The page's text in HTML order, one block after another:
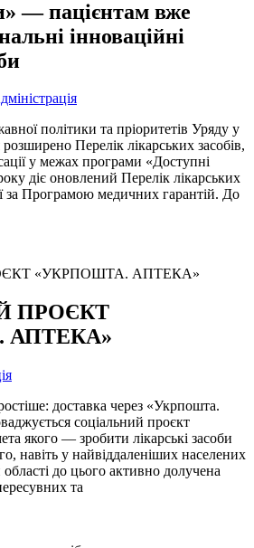
— пацієнтам вже
інноваційні
політики та пріоритетів Уряду у
Перелік лікарських засобів,
у межах програми «Доступні
діє оновлений Перелік лікарських
за Програмою медичних гарантій. До
ПРОЄКТ
АПТЕКА»
доставка через «Укрпошта.
соціальний проєкт
якого — зробити лікарські засоби
навіть у найвіддаленіших населених
до цього активно долучена
та